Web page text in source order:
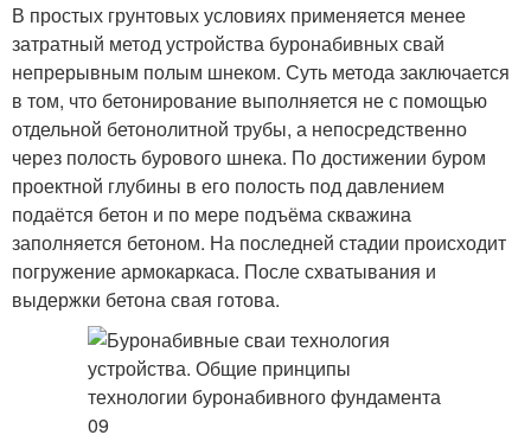
В простых грунтовых условиях применяется менее
затратный метод устройства буронабивных свай
непрерывным полым шнеком. Суть метода заключается
в том, что бетонирование выполняется не с помощью
отдельной бетонолитной трубы, а непосредственно
через полость бурового шнека. По достижении буром
проектной глубины в его полость под давлением
подаётся бетон и по мере подъёма скважина
заполняется бетоном. На последней стадии происходит
погружение армокаркаса. После схватывания и
выдержки бетона свая готова.